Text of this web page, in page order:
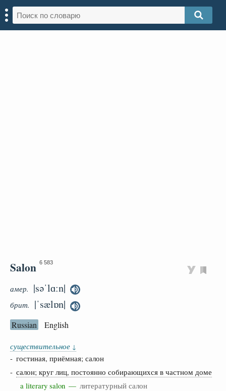
Salon 6 583
амер. |səˈlɑːn|
брит. |ˈsælɒn|
Russian English
существительное ↓
- гостиная, приёмная; салон
- салон; круг лиц, постоянно собирающихся в частном доме
a literary salon — литературный салон